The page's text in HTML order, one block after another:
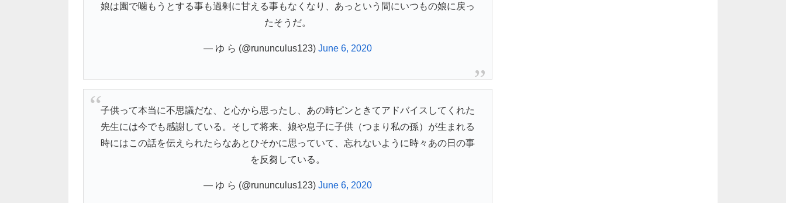
娘は園で噛もうとする事も過剰に甘える事もなくなり、あっという間にいつもの娘に戻っ
たそうだ。
— ゆ ら (@rununculus123) June 6, 2020
子供って本当に不思議だな、と心から思ったし、あの時ピンときてアドバイスしてくれた
先生には今でも感謝している。そして将来、娘や息子に子供（つまり私の孫）が生まれる
時にはこの話を伝えられたらなあとひそかに思っていて、忘れないように時々あの日の事
を反芻している。
— ゆ ら (@rununculus123) June 6, 2020